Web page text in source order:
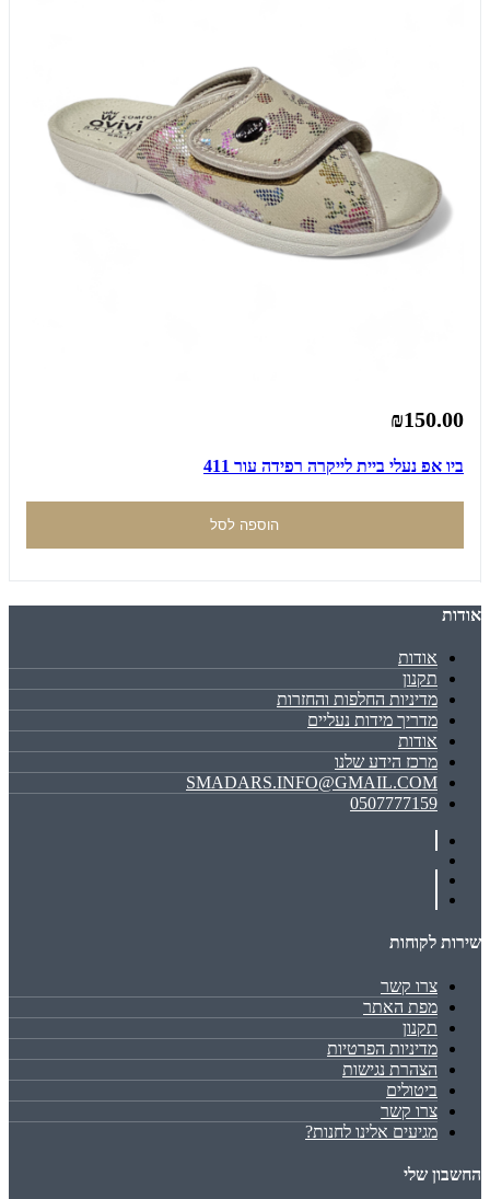
₪150.00
ביו אפ נעלי ביית לייקרה רפידה עור 411
הוספה לסל
אודות
אודות
תקנון
מדיניות החלפות והחזרות
מדריך מידות נעליים
אודות
מרכז הידע שלנו
SMADARS.INFO@GMAIL.COM
0507777159
שירות לקוחות
צרו קשר
מפת האתר
תקנון
מדיניות הפרטיות
הצהרת נגישות
ביטולים
צרו קשר
מגיעים אלינו לחנות?
החשבון שלי